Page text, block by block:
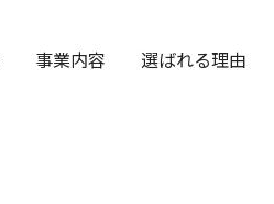
事業内容 選ばれる理由